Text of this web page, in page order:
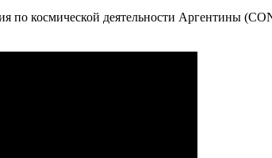
по космической деятельности Аргентины